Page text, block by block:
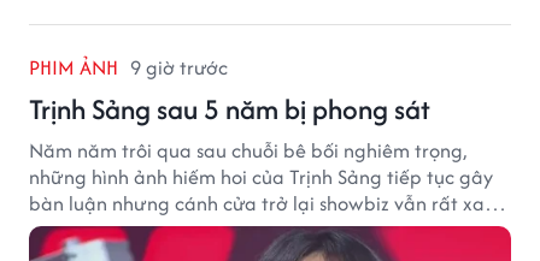
PHIM ẢNH 9 giờ trước
Trịnh Sảng sau 5 năm bị phong sát
Năm năm trôi qua sau chuỗi bê bối nghiêm trọng,
những hình ảnh hiếm hoi của Trịnh Sảng tiếp tục gây
bàn luận nhưng cánh cửa trở lại showbiz vẫn rất xa
vời.